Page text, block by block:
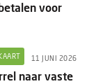
voor
11 JUNI 2026
naar vaste